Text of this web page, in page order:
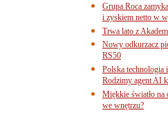
Grupa Roca
i zyskiem netto w
Trwa lato z
Nowy odkurzacz
RS50
Polska technologia
Rodzimy agent AI
Miękkie światło na
we wnętrzu?